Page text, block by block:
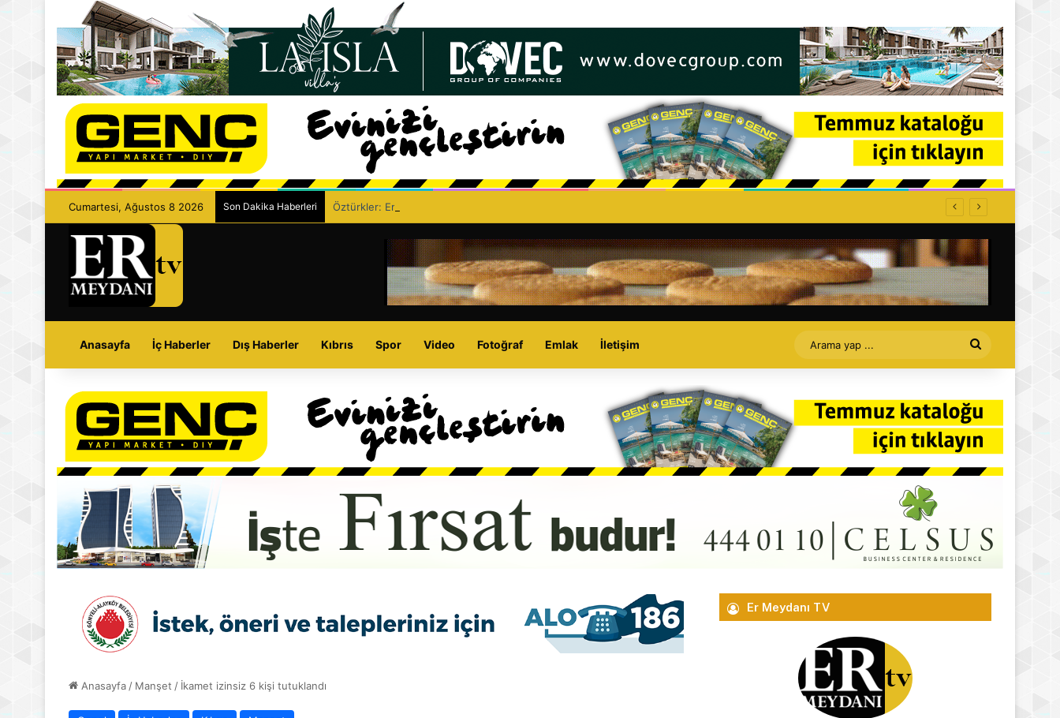
Cumartesi, Ağustos 8 2026 Son Dakika Haberleri Öztürkler: Erenköy, Kıbrıs Türk halkının vatanına vurduğu silinmez mührüdür
Anasayfa İç Haberler Dış Haberler Kıbrıs Spor Video Fotoğraf Emlak İletişim
Arama
yap
...
Anasayfa / Manşet / İkamet izinsiz 6 kişi tutuklandı
Er Meydanı TV